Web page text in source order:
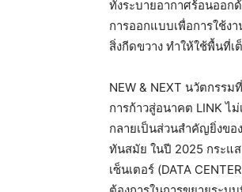
ทั้งระบายอากาศร้อนออก
การออกแบบเพื่อการใช้
สิ่งกีดขวาง ทำให้ใช้พื้นที่
NEW & NEXT นวัตกรร
การก้าวสู่อนาคต LINK ไ
กลายเป็นส่วนสำคัญยิ่งขอ
ทันสมัย ในปี 2025 กระแ
เซ็นเตอร์ (DATA